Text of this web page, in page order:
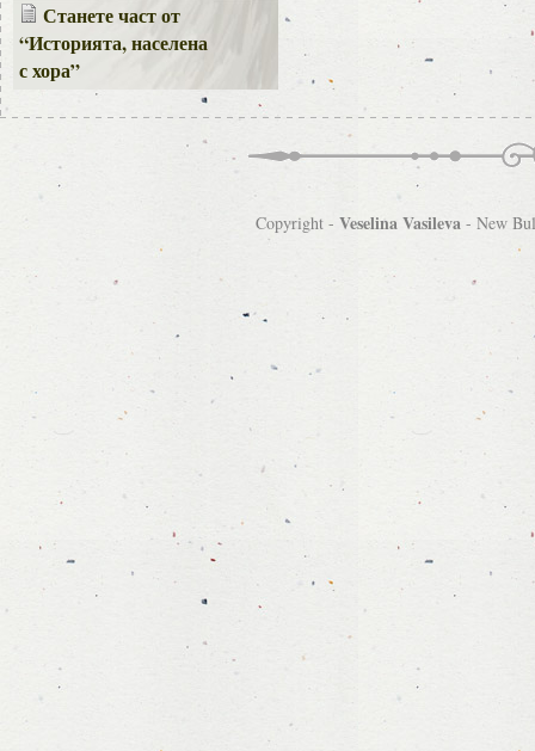
Станете част от
“Историята, населена
с хора”
Copyright - Veselina Vasileva- New